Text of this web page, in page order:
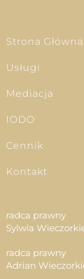
Strona Główna
Usługi
Mediacja
IODO
Cennik
Kontakt
radca prawny
Sylwia
radca prawny
Adrian